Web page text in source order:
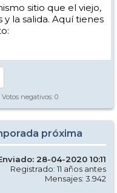
sitio que el viejo,
la salida. Aquí tienes
Votos negativos: 0
próxima
28-04-2020 10:11
Registrado: 11 años antes
Mensajes: 3.942